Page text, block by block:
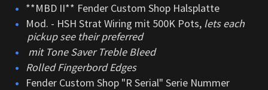
**MBD II** Fender Custom Shop Halsplatte
Mod. - HSH Strat Wiring mit 500K Pots, lets each
pickup see their preferred
mit Tone Saver Treble Bleed
Rolled Fingerbord Edges
Fender Custom Shop "R Serial" Serie Nummer